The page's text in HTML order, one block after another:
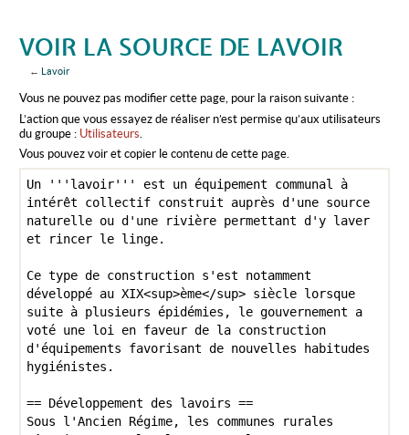
VOIR LA SOURCE DE LAVOIR
← Lavoir
Vous ne pouvez pas modifier cette page, pour la raison suivante :
L’action que vous essayez de réaliser n’est permise qu’aux utilisateurs
du groupe : Utilisateurs
Vous pouvez voir et copier le contenu de cette page.